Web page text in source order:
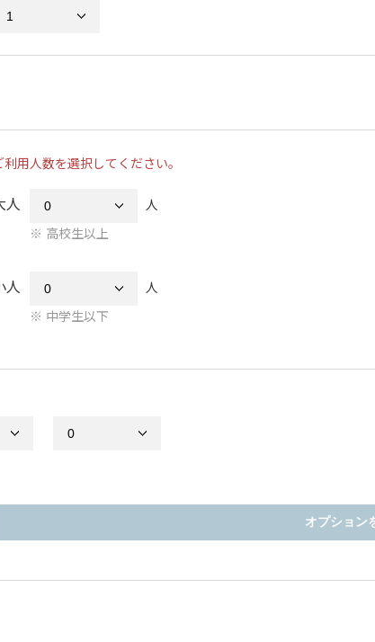
利用人数を選択してください。
人
人
高校生以上
人
人
中学生以下
オプション